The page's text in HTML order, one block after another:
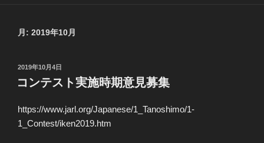
月: 2019年10月
投
日:
2019年10月4日
コンテスト実施時期意見募集
https://www.jarl.org/Japanese/1_Tanoshimo/1-
1_Contest/iken2019.htm